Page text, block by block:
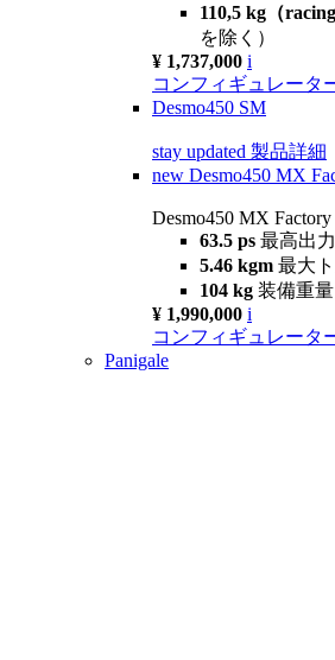
110,5 kg（
を除く）
¥ 1,737,000 i
コンフィギュレータ
Desmo450 SM
stay updated 製品詳細
new Desmo450 MX
Desmo450 MX Factory
63.5 ps 最高出力
5.46 kgm 最大
104 kg 装備重量
¥ 1,990,000 i
コンフィギュレータ
Panigale